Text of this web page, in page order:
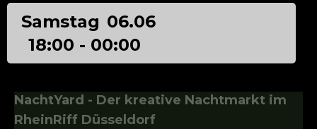
Samstag 06.06
18:00 - 00:00
NachtYard - Der kreative Nachtmarkt im
RheinRiff Düsseldorf